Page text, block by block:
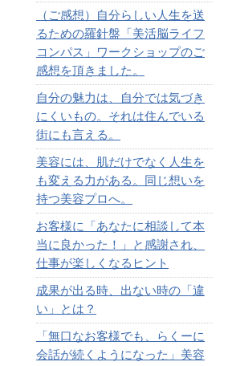
（ご感想）自分らしい人生を送
るための羅針盤「美活脳ライフ
コンパス」ワークショップのご
感想を頂きました。
自分の魅力は、自分では気づき
にくいもの。それは住んでいる
街にも言える。
美容には、肌だけでなく人生を
も変える力がある。同じ想いを
持つ美容プロへ。
お客様に「あなたに相談して本
当に良かった！」と感謝され、
仕事が楽しくなるヒント
成果が出る時、出ない時の「違
い」とは？
「無口なお客様でも、らくーに
会話が続くようになった」美容